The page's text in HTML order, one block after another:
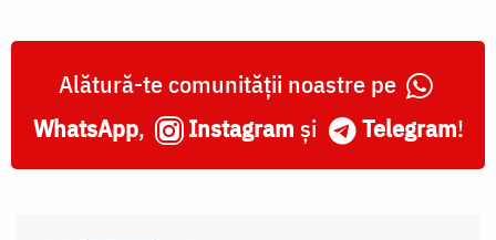
Alătură-te comunității noastre pe
WhatsApp, Instagram și Telegram!